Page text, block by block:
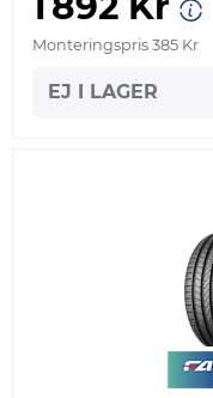
Monteringspris 385 Kr
EJ I LAGER